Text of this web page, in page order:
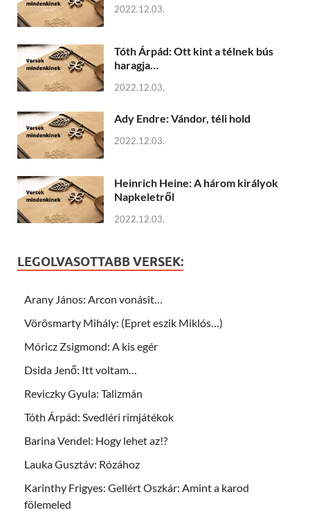
2022.12.03.
Tóth Árpád: Ott kint a télnek bús
haragja…
2022.12.03.
Ady Endre: Vándor, téli hold
2022.12.03.
Heinrich Heine: A három királyok
Napkeletről
2022.12.03.
LEGOLVASOTTABB VERSEK:
Arany János: Arcon vonásit…
Vörösmarty Mihály: (Epret eszik Miklós…)
Móricz Zsigmond: A kis egér
Dsida Jenő: Itt voltam…
Reviczky Gyula: Talizmán
Tóth Árpád: Svedléri rimjátékok
Barina Vendel: Hogy lehet az!?
Lauka Gusztáv: Rózához
Karinthy Frigyes: Gellért Oszkár: Amint a karod
fölemeled